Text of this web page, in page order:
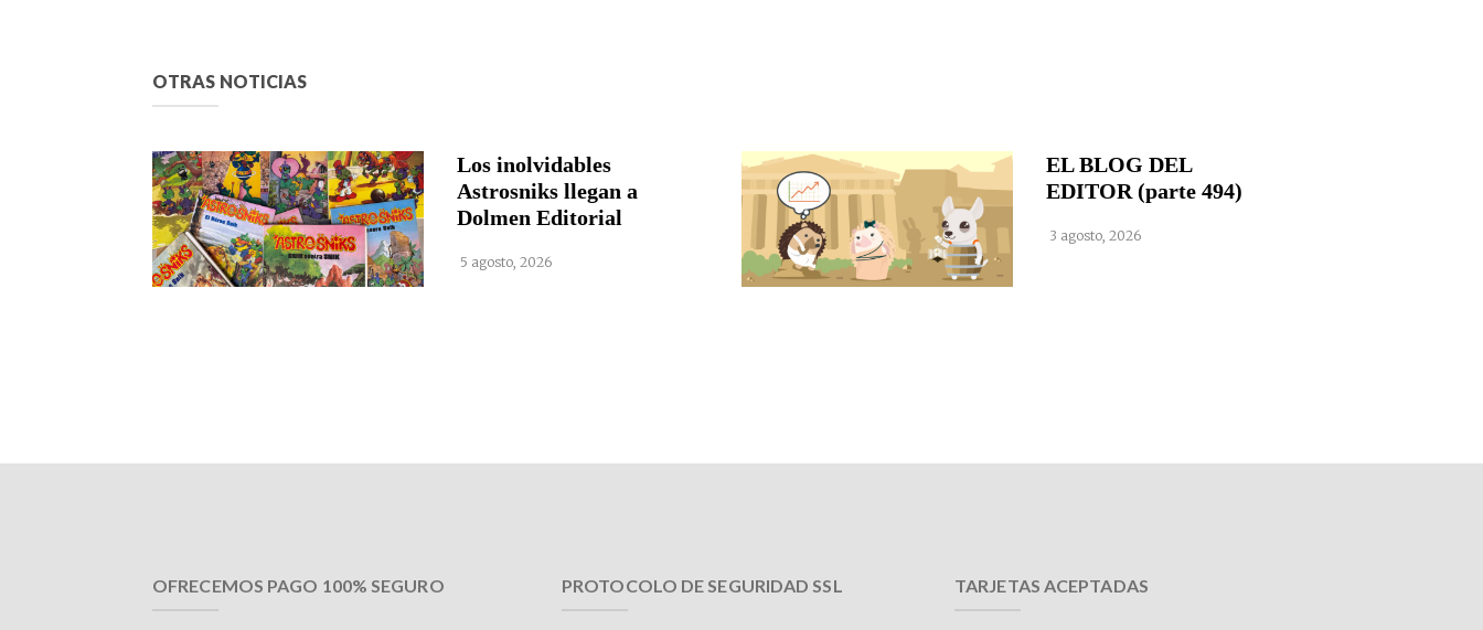
OTRAS NOTICIAS
Los inolvidables
Astrosniks llegan a
Dolmen Editorial
5 agosto, 2026
EL BLOG DEL
EDITOR (parte 494)
3 agosto, 2026
OFRECEMOS PAGO 100% SEGURO PROTOCOLO DE SEGURIDAD SSL TARJETAS ACEPTADAS